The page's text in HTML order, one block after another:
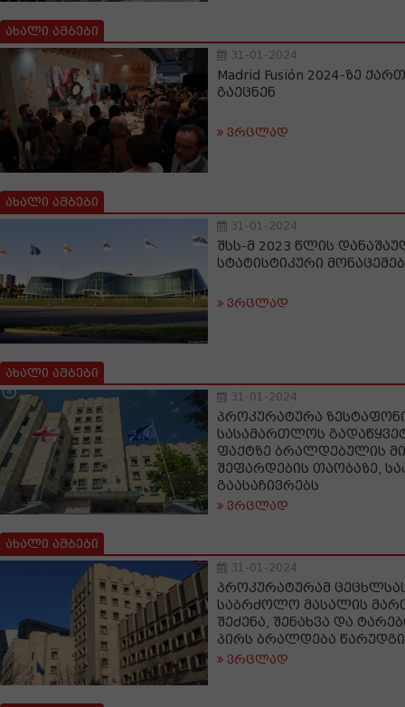
ახალი ამბები
31-01-2024
Madrid Fusión 2024-ზე
გაეცნენ
ვრცლად
ახალი ამბები
31-01-2024
შსს-მ 2023 წლის
სტატისტიკური
ვრცლად
ახალი ამბები
31-01-2024
პროკურატურა
სასამართლოს
ფაქტზე ბრალდებულის
შეფარდების თაობაზე,
გაასაჩივრებს
ვრცლად
ახალი ამბები
31-01-2024
პროკურატურამ
საბრძოლო მასალის
შეძენა, შენახვა და
პირს ბრალდება
ვრცლად